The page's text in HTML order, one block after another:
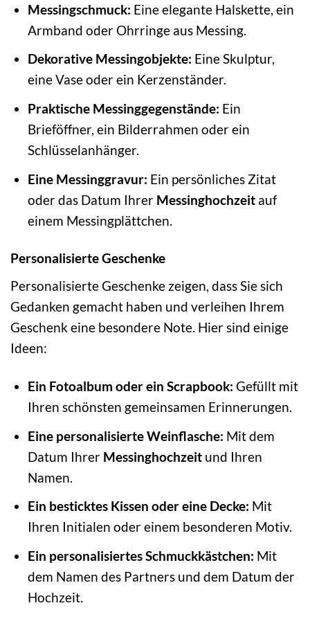
Messingschmuck: Eine elegante Halskette, ein
Armband oder Ohrringe aus Messing.
Dekorative Messingobjekte: Eine Skulptur,
eine Vase oder ein Kerzenständer.
Praktische Messinggegenstände: Ein
Brieföffner, ein Bilderrahmen oder ein
Schlüsselanhänger.
Eine Messinggravur: Ein persönliches Zitat
oder das Datum Ihrer Messinghochzeitauf
einem Messingplättchen.
Personalisierte Geschenke
Personalisierte Geschenke zeigen, dass Sie sich
Gedanken gemacht haben und verleihen Ihrem
Geschenk eine besondere Note. Hier sind einige
Ideen:
Ein Fotoalbum oder ein Scrapbook: Gefüllt mit
Ihren schönsten gemeinsamen Erinnerungen.
Eine personalisierte Weinflasche: Mit dem
Datum Ihrer Messinghochzeitund Ihren
Namen.
Ein besticktes Kissen oder eine Decke: Mit
Ihren Initialen oder einem besonderen Motiv.
Ein personalisiertes Schmuckkästchen: Mit
dem Namen des Partners und dem Datum der
Hochzeit.